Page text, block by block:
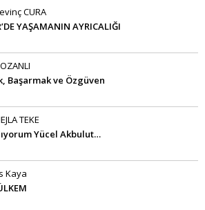
CURA
YAŞAMANIN AYRICALIĞI
Başarmak ve Özgüven
TEKE
Yücel Akbulut…
Kaya